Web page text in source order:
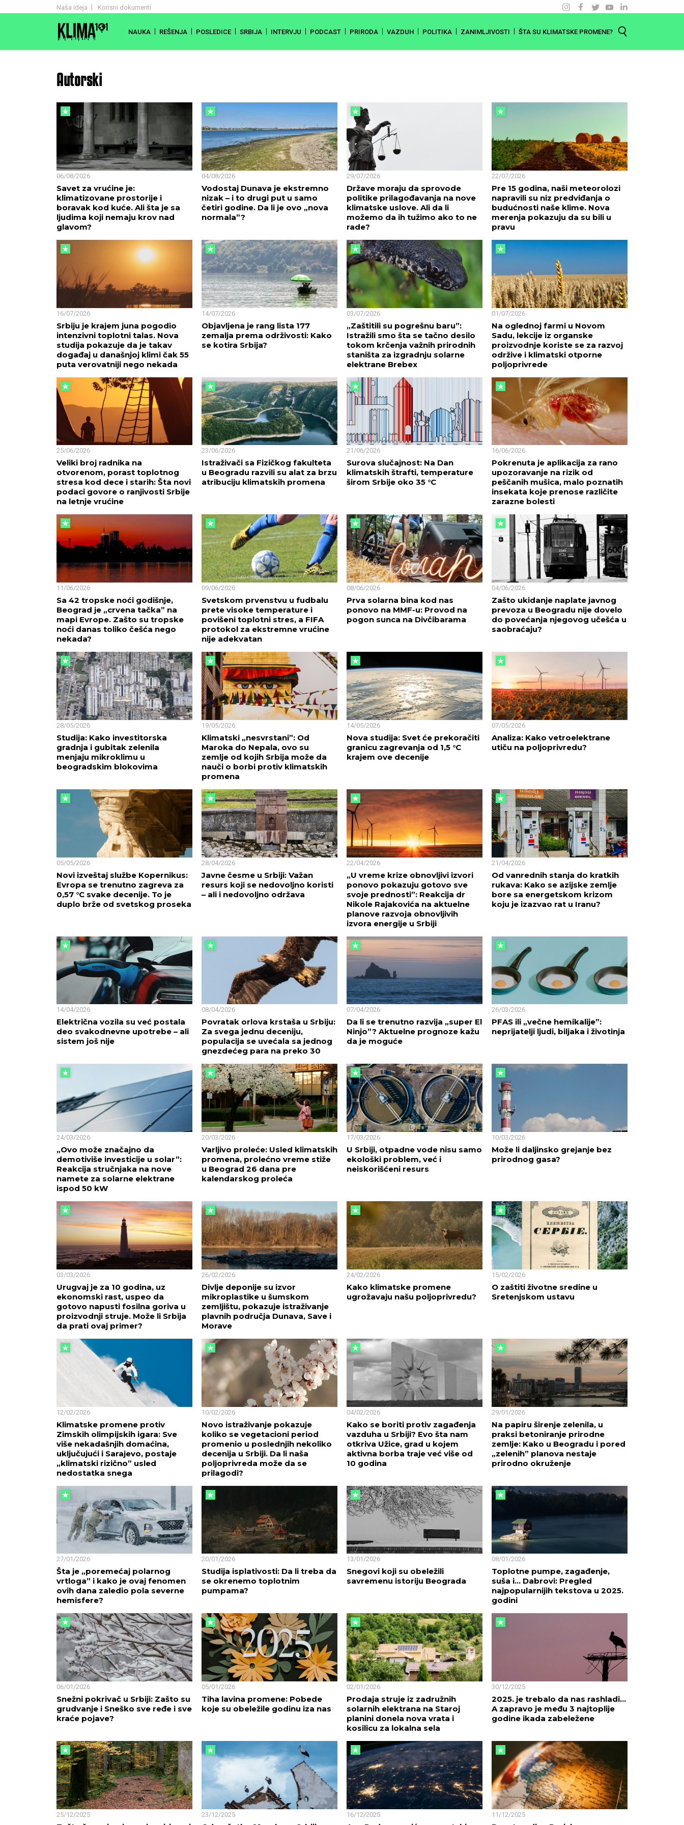
Naša ideja Korisni dokumenti
NAUKA REŠENJA POSLEDICE SRBIJA INTERVJU PODCAST PRIRODA VAZDUH POLITIKA ZANIMLJIVOSTI ŠTA SU KLIMATSKE PROMENE?
Autorski
06/08/2026
Savet za vrućine je:
klimatizovane prostorije i
boravak kod kuće. Ali šta je sa
ljudima koji nemaju krov nad
glavom?
04/08/2026
Vodostaj Dunava je ekstremno
nizak – i to drugi put u samo
četiri godine. Da li je ovo „nova
normala”?
29/07/2026
Države moraju da sprovode
politike prilagođavanja na nove
klimatske uslove. Ali da li
možemo da ih tužimo ako to ne
rade?
22/07/2026
Pre 15 godina, naši meteorolozi
napravili su niz predviđanja o
budućnosti naše klime. Nova
merenja pokazuju da su bili u
pravu
16/07/2026
Srbiju je krajem juna pogodio
intenzivni toplotni talas. Nova
studija pokazuje da je takav
događaj u današnjoj klimi čak 55
puta verovatniji nego nekada
14/07/2026
Objavljena je rang lista 177
zemalja prema održivosti: Kako
se kotira Srbija?
03/07/2026
„Zaštitili su pogrešnu baru”:
Istražili smo šta se tačno desilo
tokom krčenja važnih prirodnih
staništa za izgradnju solarne
elektrane Brebex
01/07/2026
Na oglednoj farmi u Novom
Sadu, lekcije iz organske
proizvodnje koriste se za razvoj
održive i klimatski otporne
poljoprivrede
25/06/2026
Veliki broj radnika na
otvorenom, porast toplotnog
stresa kod dece i starih: Šta novi
podaci govore o ranjivosti Srbije
na letnje vrućine
23/06/2026
Istraživači sa Fizičkog fakulteta
u Beogradu razvili su alat za brzu
atribuciju klimatskih promena
21/06/2026
Surova slučajnost: Na Dan
klimatskih štrafti, temperature
širom Srbije oko 35 °C
16/06/2026
Pokrenuta je aplikacija za rano
upozoravanje na rizik od
peščanih mušica, malo poznatih
insekata koje prenose različite
zarazne bolesti
11/06/2026
Sa 42 tropske noći godišnje,
Beograd je „crvena tačka” na
mapi Evrope. Zašto su tropske
noći danas toliko češća nego
nekada?
09/06/2026
Svetskom prvenstvu u fudbalu
prete visoke temperature i
povišeni toplotni stres, a FIFA
protokol za ekstremne vrućine
nije adekvatan
08/06/2026
Prva solarna bina kod nas
ponovo na MMF-u: Provod na
pogon sunca na Divčibarama
04/06/2026
Zašto ukidanje naplate javnog
prevoza u Beogradu nije dovelo
do povećanja njegovog učešća u
saobraćaju?
28/05/2026
Studija: Kako investitorska
gradnja i gubitak zelenila
menjaju mikroklimu u
beogradskim blokovima
19/05/2026
Klimatski „nesvrstani”: Od
Maroka do Nepala, ovo su
zemlje od kojih Srbija može da
nauči o borbi protiv klimatskih
promena
14/05/2026
Nova studija: Svet će prekoračiti
granicu zagrevanja od 1,5 °C
krajem ove decenije
07/05/2026
Analiza: Kako vetroelektrane
utiču na poljoprivredu?
05/05/2026
Novi izveštaj službe Kopernikus:
Evropa se trenutno zagreva za
0,57 °C svake decenije. To je
duplo brže od svetskog proseka
28/04/2026
Javne česme u Srbiji: Važan
resurs koji se nedovoljno koristi
– ali i nedovoljno održava
22/04/2026
„U vreme krize obnovljivi izvori
ponovo pokazuju gotovo sve
svoje prednosti”: Reakcija dr
Nikole Rajakovića na aktuelne
planove razvoja obnovljivih
izvora energije u Srbiji
21/04/2026
Od vanrednih stanja do kratkih
rukava: Kako se azijske zemlje
bore sa energetskom krizom
koju je izazvao rat u Iranu?
14/04/2026
Električna vozila su već postala
deo svakodnevne upotrebe – ali
sistem još nije
08/04/2026
Povratak orlova krstaša u Srbiju:
Za svega jednu deceniju,
populacija se uvećala sa jednog
gnezdećeg para na preko 30
07/04/2026
Da li se trenutno razvija „super El
Ninjo”? Aktuelne prognoze kažu
da je moguće
26/03/2026
PFAS ili „večne hemikalije”:
neprijatelji ljudi, biljaka i životinja
24/03/2026
„Ovo može značajno da
demotiviše investicije u solar”:
Reakcija stručnjaka na nove
namete za solarne elektrane
ispod 50 kW
20/03/2026
Varljivo proleće: Usled klimatskih
promena, prolećno vreme stiže
u Beograd 26 dana pre
kalendarskog proleća
17/03/2026
U Srbiji, otpadne vode nisu samo
ekološki problem, već i
neiskorišćeni resurs
10/03/2026
Može li daljinsko grejanje bez
prirodnog gasa?
03/03/2026
Urugvaj je za 10 godina, uz
ekonomski rast, uspeo da
gotovo napusti fosilna goriva u
proizvodnji struje. Može li Srbija
da prati ovaj primer?
26/02/2026
Divlje deponije su izvor
mikroplastike u šumskom
zemljištu, pokazuje istraživanje
plavnih područja Dunava, Save i
Morave
24/02/2026
Kako klimatske promene
ugrožavaju našu poljoprivredu?
15/02/2026
O zaštiti životne sredine u
Sretenjskom ustavu
12/02/2026
Klimatske promene protiv
Zimskih olimpijskih igara: Sve
više nekadašnjih domaćina,
uključujući i Sarajevo, postaje
„klimatski rizično” usled
nedostatka snega
10/02/2026
Novo istraživanje pokazuje
koliko se vegetacioni period
promenio u poslednjih nekoliko
decenija u Srbiji. Da li naša
poljoprivreda može da se
prilagodi?
04/02/2026
Kako se boriti protiv zagađenja
vazduha u Srbiji? Evo šta nam
otkriva Užice, grad u kojem
aktivna borba traje već više od
10 godina
29/01/2026
Na papiru širenje zelenila, u
praksi betoniranje prirodne
zemlje: Kako u Beogradu i pored
„zelenih” planova nestaje
prirodno okruženje
27/01/2026
Šta je „poremećaj polarnog
vrtloga” i kako je ovaj fenomen
ovih dana zaledio pola severne
hemisfere?
20/01/2026
Studija isplativosti: Da li treba da
se okrenemo toplotnim
pumpama?
13/01/2026
Snegovi koji su obeležili
savremenu istoriju Beograda
08/01/2026
Toplotne pumpe, zagađenje,
suša i… Dabrovi: Pregled
najpopularnijih tekstova u 2025.
godini
06/01/2026
Snežni pokrivač u Srbiji: Zašto su
grudvanje i Sneško sve ređe i sve
kraće pojave?
05/01/2026
Tiha lavina promene: Pobede
koje su obeležile godinu iza nas
02/01/2026
Prodaja struje iz zadružnih
solarnih elektrana na Staroj
planini donela nova vrata i
kosilicu za lokalna sela
30/12/2025
2025. je trebalo da nas rashladi…
A zapravo je među 3 najtoplije
godine ikada zabeležene
25/12/2025 23/12/2025 16/12/2025 11/12/2025